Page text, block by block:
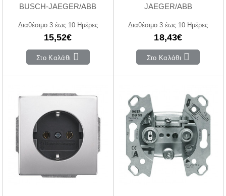
BUSCH-JAEGER/ABB
Διαθέσιμο 3 έως 10 Ημέρες
15,52€
Στο Καλάθι
JAEGER/ABB
Διαθέσιμο 3 έως 10 Ημέρες
18,43€
Στο Καλάθι